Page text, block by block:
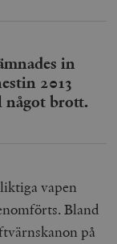
in
2013
något brott.
vapen
Bland
på